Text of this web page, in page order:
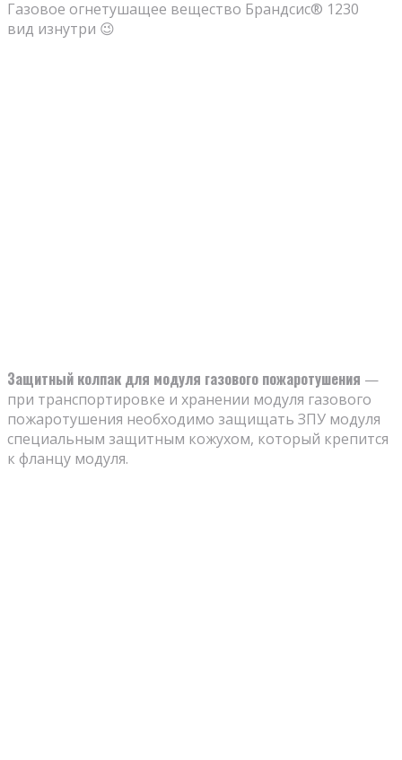
Газовое огнетушащее вещество Брандсис® 1230
вид изнутри 😉
Защитный колпак для модуля газового пожаротушения —
при транспортировке и хранении модуля газового
пожаротушения необходимо защищать ЗПУ модуля
специальным защитным кожухом, который крепится
к фланцу модуля.